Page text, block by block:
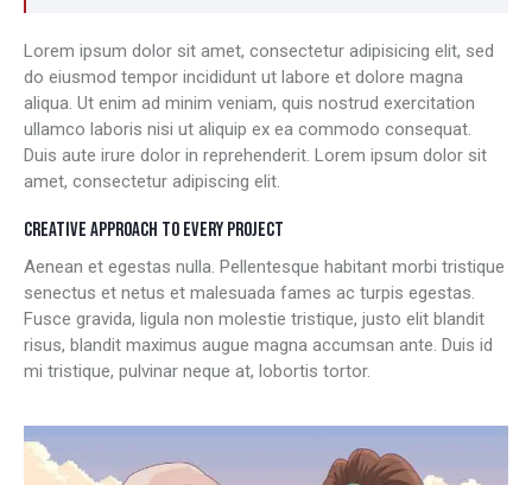
Lorem ipsum dolor sit amet, consectetur adipisicing elit, sed
do eiusmod tempor incididunt ut labore et dolore magna
aliqua. Ut enim ad minim veniam, quis nostrud exercitation
ullamco laboris nisi ut aliquip ex ea commodo consequat.
Duis aute irure dolor in reprehenderit. Lorem ipsum dolor sit
amet, consectetur adipiscing elit.
CREATIVE APPROACH TO EVERY PROJECT
Aenean et egestas nulla. Pellentesque habitant morbi tristique
senectus et netus et malesuada fames ac turpis egestas.
Fusce gravida, ligula non molestie tristique, justo elit blandit
risus, blandit maximus augue magna accumsan ante. Duis id
mi tristique, pulvinar neque at, lobortis tortor.